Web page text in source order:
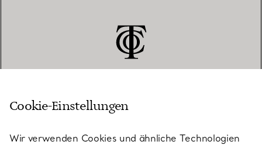
KUNDENSERVICE
Cookie-Einstellungen
Wir verwenden Cookies und ähnliche Technologien